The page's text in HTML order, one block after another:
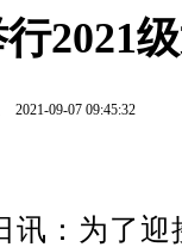
2021
2021-09-07 09:45:32
讯：为了迎